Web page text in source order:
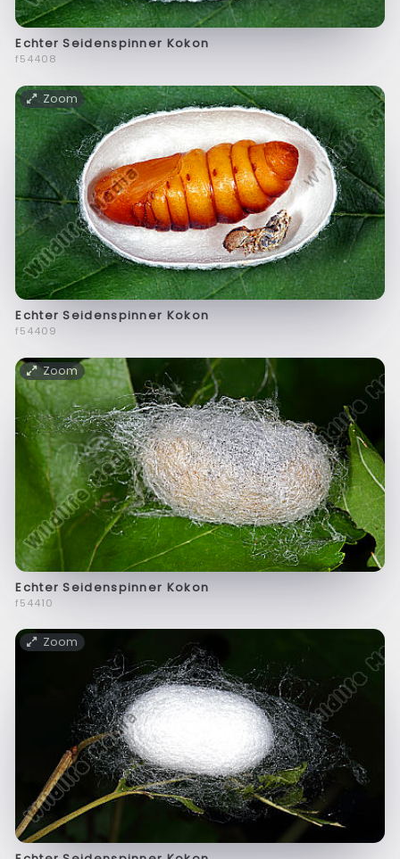
Echter Seidenspinner Kokon
f54408
Zoom
Echter Seidenspinner Kokon
f54409
Zoom
Echter Seidenspinner Kokon
f54410
Zoom